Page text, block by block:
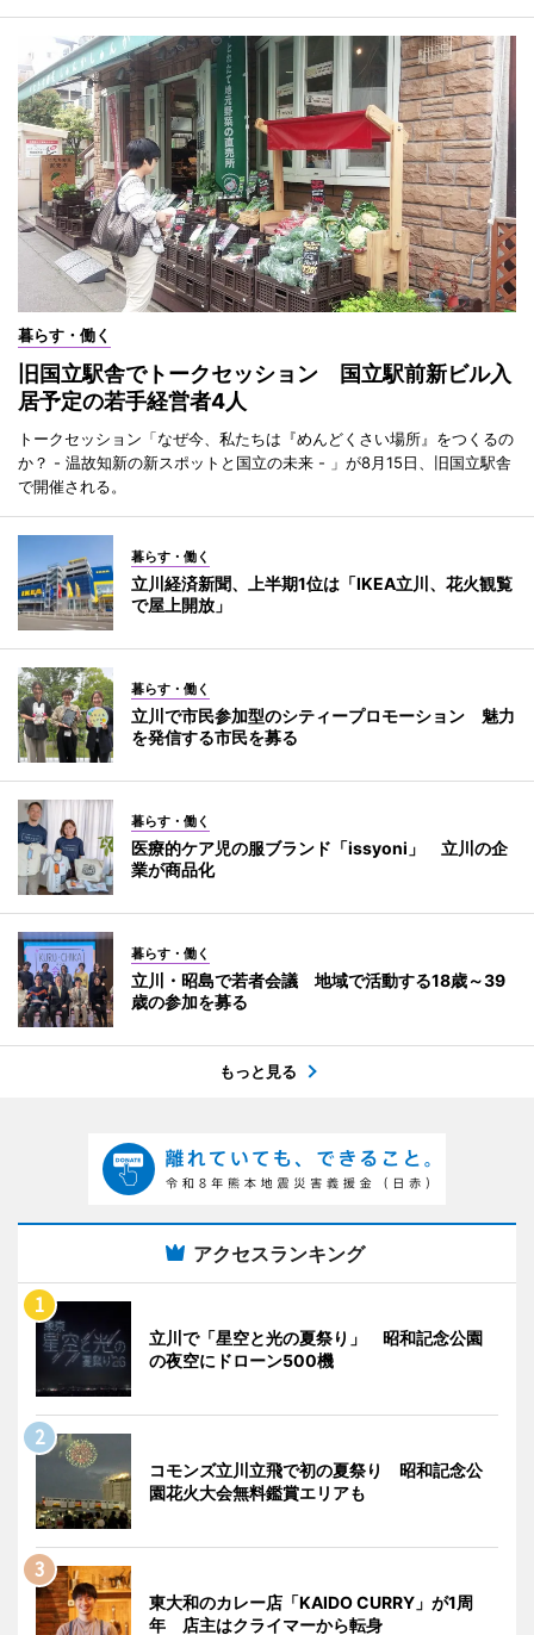
暮らす・働く
旧国立駅舎でトークセッション 国立駅前新ビル入
居予定の若手経営者4人
トークセッション「なぜ今、私たちは『めんどくさい場所』をつくるの
か？ - 温故知新の新スポットと国立の未来 - 」が8月15日、旧国立駅舎
で開催される。
暮らす・働く
立川経済新聞、上半期1位は「IKEA立川、花火観覧
で屋上開放」
暮らす・働く
立川で市民参加型のシティープロモーション 魅力
を発信する市民を募る
暮らす・働く
医療的ケア児の服ブランド「issyoni」 立川の企
業が商品化
暮らす・働く
立川・昭島で若者会議 地域で活動する18歳～39
歳の参加を募る
もっと見る
アクセスランキング
立川で「星空と光の夏祭り」 昭和記念公園
の夜空にドローン500機
コモンズ立川立飛で初の夏祭り 昭和記念公
園花火大会無料鑑賞エリアも
東大和のカレー店「KAIDO CURRY」が1周
年 店主はクライマーから転身